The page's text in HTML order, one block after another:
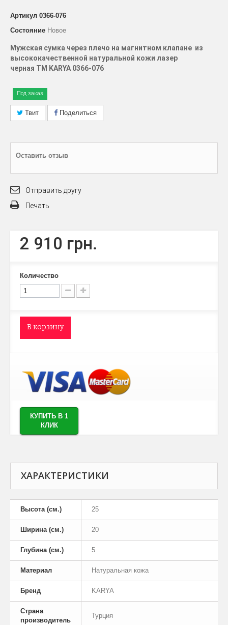
Артикул 0366-076
Состояние Новое
Мужская сумка через плечо на магнитном клапане из
высококачественной натуральной кожи лазер
черная TM KARYA0366-076
Под заказ
Твит Поделиться
Оставить отзыв
Отправить другу
Печать
2 910 грн.
Количество
В корзину
КУПИТЬ В 1
КЛИК
ХАРАКТЕРИСТИКИ
Высота (см.) 25
Ширина (см.) 20
Глубина (см.) 5
Материал Натуральная кожа
Бренд KARYA
Страна
производитель
Турция